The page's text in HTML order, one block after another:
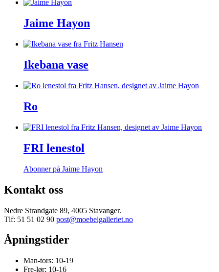
Jaime Hayon
Ikebana vase
Ro
FRI lenestol
Abonner på Jaime Hayon
Kontakt oss
Nedre Strandgate 89, 4005 Stavanger.
Tlf: 51 51 02 90 post@moebelgalleriet.no
Åpningstider
Man-tors: 10-19
Fre-lør: 10-16